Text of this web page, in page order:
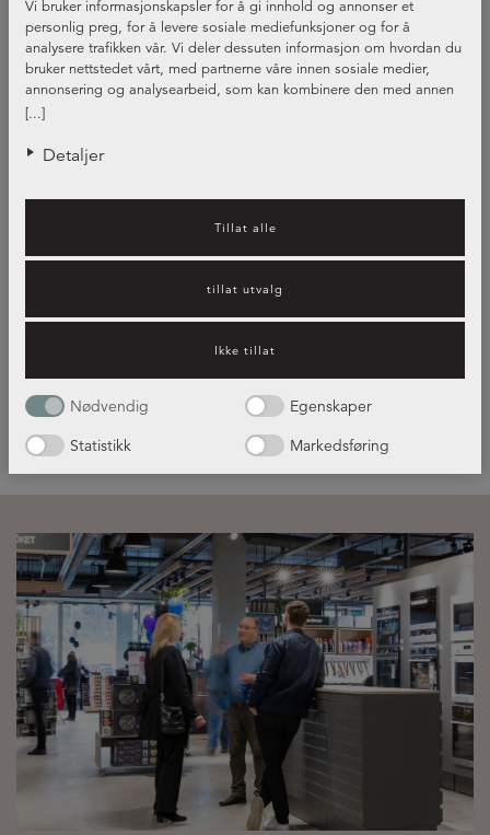
[...]
Vi bruker informasjonskapsler for å gi innhold og annonser et
personlig preg, for å levere sosiale mediefunksjoner og for å
analysere trafikken vår. Vi deler dessuten informasjon om hvordan du
bruker nettstedet vårt, med partnerne våre innen sosiale medier,
annonsering og analysearbeid, som kan kombinere den med annen
informasjon du har gjort tilgjengelig for dem, eller som de har samlet
Detaljer
Tillat alle
tillat utvalg
Ikke tillat
Nødvendig
Egenskaper
Statistikk
Markedsføring
og andre materialer